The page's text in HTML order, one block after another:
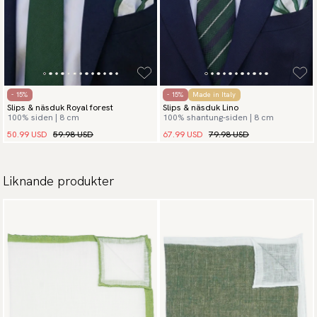
- 15%
Slips & näsduk Royal forest
100% siden | 8 cm
50.99 USD 59.98 USD
- 15% Made in Italy
Slips & näsduk Lino
100% shantung-siden | 8 cm
67.99 USD 79.98 USD
Liknande produkter